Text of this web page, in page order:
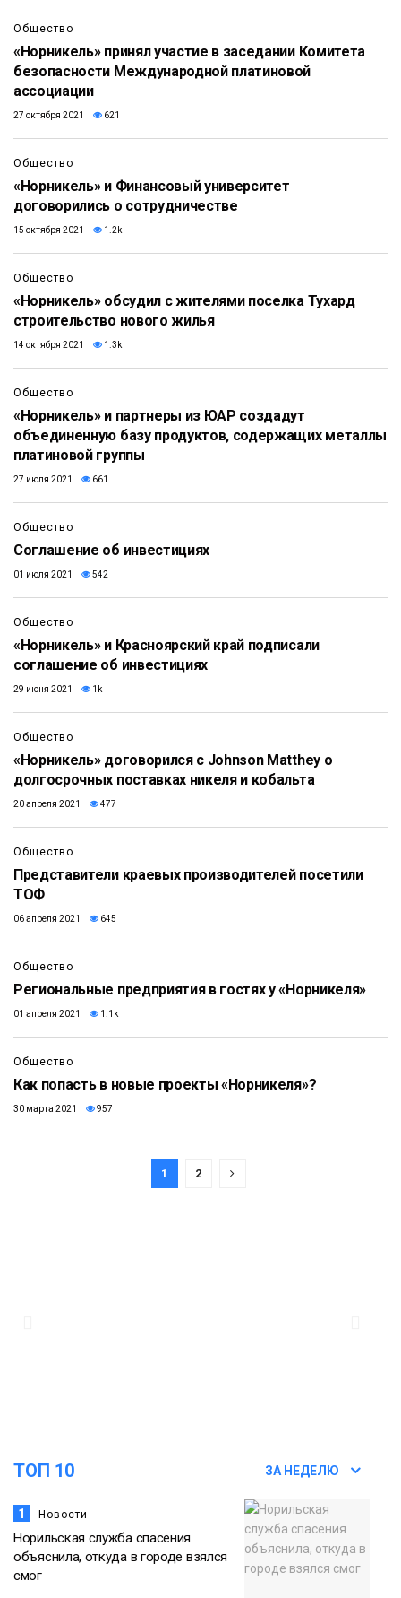
Общество
«Норникель» принял участие в заседании Комитета
безопасности Международной платиновой
ассоциации
27 октября 2021 621
Общество
«Норникель» и Финансовый университет
договорились о сотрудничестве
15 октября 2021 1.2k
Общество
«Норникель» обсудил с жителями поселка Тухард
строительство нового жилья
14 октября 2021 1.3k
Общество
«Норникель» и партнеры из ЮАР создадут
объединенную базу продуктов, содержащих металлы
платиновой группы
27 июля 2021 661
Общество
Соглашение об инвестициях
01 июля 2021 542
Общество
«Норникель» и Красноярский край подписали
соглашение об инвестициях
29 июня 2021 1k
Общество
«Норникель» договорился с Johnson Matthey о
долгосрочных поставках никеля и кобальта
20 апреля 2021 477
Общество
Представители краевых производителей посетили
ТОФ
06 апреля 2021 645
Общество
Региональные предприятия в гостях у «Норникеля»
01 апреля 2021 1.1k
Общество
Как попасть в новые проекты «Норникеля»?
30 марта 2021 957
1 2
ТОП 10 ЗА НЕДЕЛЮ
1 Новости
Норильская служба спасения
объяснила, откуда в городе взялся
смог